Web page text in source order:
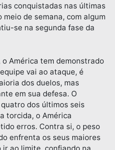
conquistadas nas últimas
de semana, com algum
se na segunda fase da
América tem demonstrado
vai ao ataque, é
dos duelos, mas
em sua defesa. O
dos últimos seis
torcida, o América
erros. Contra si, o peso
enfrenta os seus maiores
ao limite, confiando na